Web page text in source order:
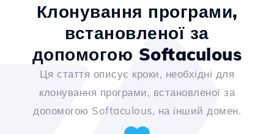
Клонування програми,
встановленої за
допомогою Softaculous
Ця стаття описує кроки, необхідні для
клонування програми, встановленої за
допомогою Softaculous, на інший домен.